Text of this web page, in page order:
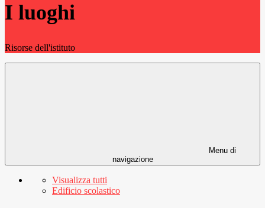
I luoghi
Risorse dell'istituto
Menu di
navigazione
Visualizza tutti
Edificio scolastico